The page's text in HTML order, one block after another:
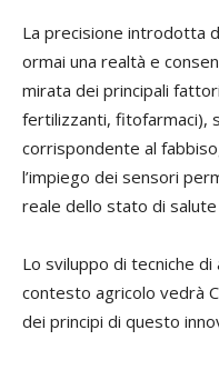
La precisione introdotta
ormai una realtà e
mirata dei principali
fertilizzanti, fitofarmaci),
corrispondente al
l’impiego dei sensori
reale dello stato di
Lo sviluppo di tecniche
contesto agricolo vedrà
dei principi di questo